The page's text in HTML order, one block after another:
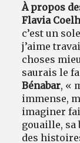
À propos
Flavia
c’est un
j’aime
choses
saurais le
Bénabar, «
immense,
imaginer
gouaille, sa
des